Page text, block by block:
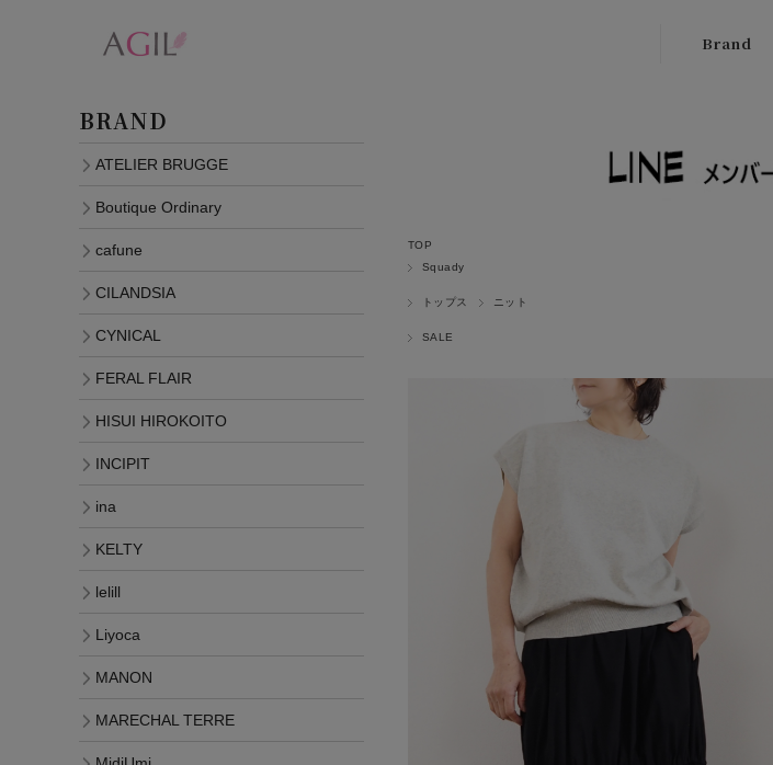
Brand
Boutique
KELTY
Liyoca
TOP
Squady
トップス ニット
SALE
BRAND
ATELIER BRUGGE
Boutique Ordinary
cafune
CILANDSIA
CYNICAL
FERAL FLAIR
HISUI HIROKOITO
INCIPIT
ina
KELTY
lelill
Liyoca
MANON
MARECHAL TERRE